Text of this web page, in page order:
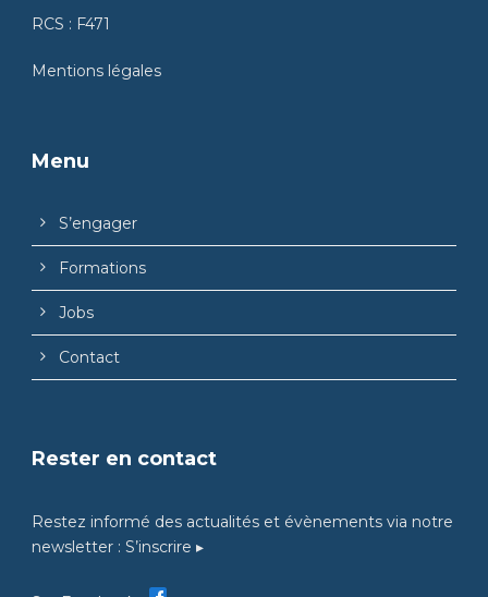
RCS : F471
Mentions légales
Menu
S’engager
Formations
Jobs
Contact
Rester en contact
Restez informé des actualités et évènements via notre
newsletter : S’inscrire ▸